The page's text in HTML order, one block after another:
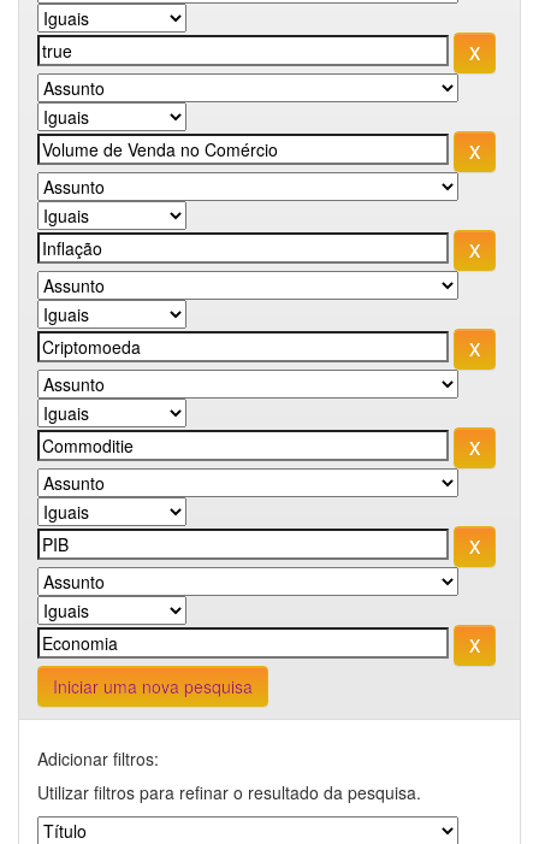
Iniciar uma nova pesquisa
Adicionar filtros:
Utilizar filtros para refinar o resultado da pesquisa.